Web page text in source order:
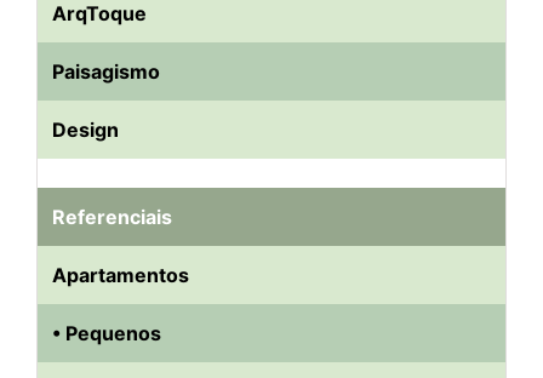
ArqToque
Paisagismo
Design
Referenciais
Apartamentos
• Pequenos